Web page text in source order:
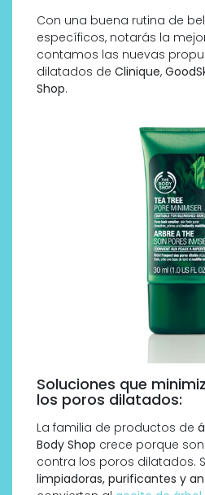
Con una buena rutina de
específicos, notarás la
contamos las nuevas
dilatados de Clinique,
Shop.
Soluciones que
los poros dilatados:
La familia de productos de
Body Shop crece porque
contra los poros dilatados.
limpiadoras, purificantes y